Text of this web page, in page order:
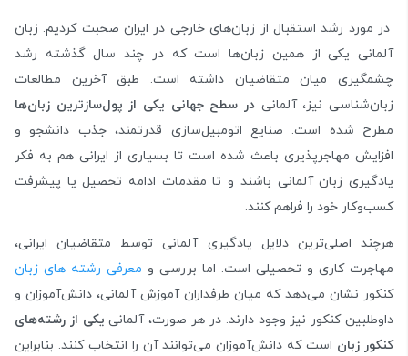
در مورد رشد استقبال از زبان‌های خارجی در ایران صحبت کردیم. زبان
آلمانی یکی از همین زبان‌ها است که در چند سال گذشته رشد
چشمگیری میان متقاضیان داشته است. طبق آخرین مطالعات
زبان‌شناسی نیز، آلمانی در سطح جهانی یکی از پول‌سازترین زبان‌ها
مطرح شده است. صنایع اتومبیل‌سازی قدرتمند، جذب دانشجو و
افزایش مهاجرپذیری باعث شده است تا بسیاری از ایرانی هم به فکر
یادگیری زبان آلمانی باشند و تا مقدمات ادامه تحصیل یا پیشرفت
کسب‌وکار خود را فراهم کنند.
هرچند اصلی‌ترین دلایل یادگیری آلمانی توسط متقاضیان ایرانی،
مهاجرت کاری و تحصیلی است. اما بررسی و معرفی رشته‌ های زبان
کنکور نشان می‌دهد که میان طرفداران آموزش آلمانی، دانش‌آموزان و
داوطلبین کنکور نیز وجود دارند. در هر صورت، آلمانی یکی از رشته‌های
کنکور زبان است که دانش‌آموزان می‌توانند آن را انتخاب کنند. بنابراین